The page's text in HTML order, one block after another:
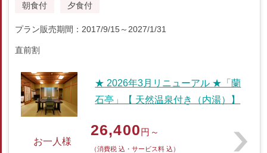
朝食付 夕食付
プラン販売期間：2017/9/15～2027/1/31
直前割
★ 2026年3月リニューアル ★「蘭
石亭」【 天然温泉付き（内湯）】
お一人様
26,400円～
（消費税 込・サービス料 込）